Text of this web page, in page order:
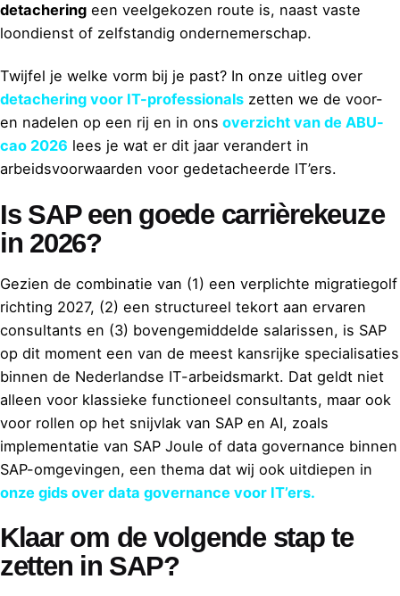
detachering een veelgekozen route is, naast vaste
loondienst of zelfstandig ondernemerschap.
Twijfel je welke vorm bij je past? In onze uitleg over
detachering voor IT-professionals zetten we de voor-
en nadelen op een rij en in ons overzicht van de ABU-
cao 2026 lees je wat er dit jaar verandert in
arbeidsvoorwaarden voor gedetacheerde IT’ers.
Is SAP een goede carrièrekeuze
in 2026?
Gezien de combinatie van (1) een verplichte migratiegolf
richting 2027, (2) een structureel tekort aan ervaren
consultants en (3) bovengemiddelde salarissen, is SAP
op dit moment een van de meest kansrijke specialisaties
binnen de Nederlandse IT-arbeidsmarkt. Dat geldt niet
alleen voor klassieke functioneel consultants, maar ook
voor rollen op het snijvlak van SAP en AI, zoals
implementatie van SAP Joule of data governance binnen
SAP-omgevingen, een thema dat wij ook uitdiepen in
onze gids over data governance voor IT’ers.
Klaar om de volgende stap te
zetten in SAP?